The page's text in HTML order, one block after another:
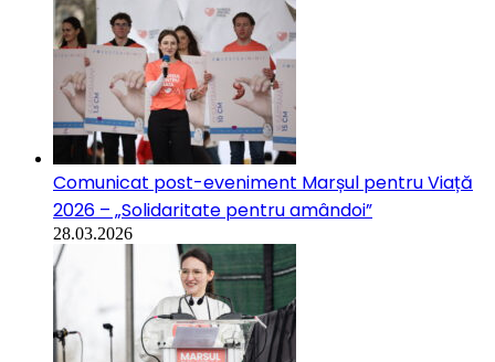
Comunicat post-eveniment Marșul pentru Viață
2026 – „Solidaritate pentru amândoi”
28.03.2026